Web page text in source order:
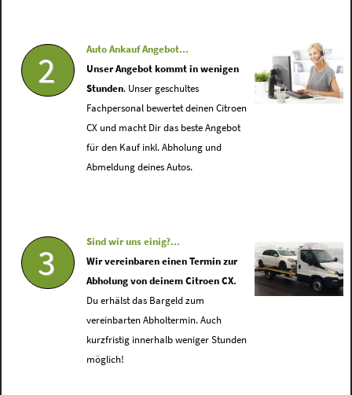
2
Auto Ankauf Angebot...
Unser Angebot kommt in wenigen
Stunden. Unser geschultes
Fachpersonal bewertet deinen Citroen
CX und macht Dir das beste Angebot
für den Kauf inkl. Abholung und
Abmeldung deines Autos.
3
Sind wir uns einig?...
Wir vereinbaren einen Termin zur
Abholung von deinem Citroen CX.
Du erhälst das Bargeld zum
vereinbarten Abholtermin. Auch
kurzfristig innerhalb weniger Stunden
möglich!